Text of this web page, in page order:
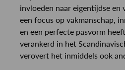
invloeden naar eigentijdse en
een focus op vakmanschap,
en een perfecte pasvorm
verankerd in het
verovert het inmiddels ook